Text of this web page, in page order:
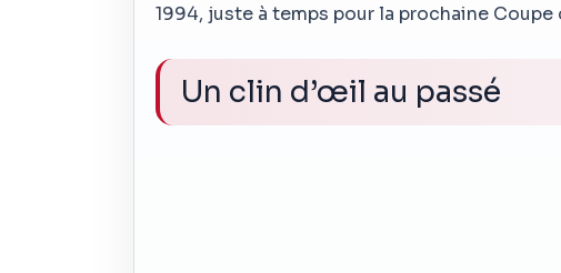
1994, juste à temps pour la prochaine Coupe
Un clin d’œil au passé